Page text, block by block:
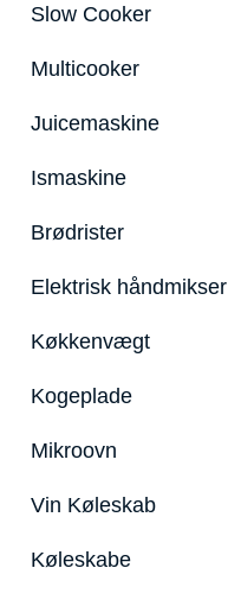
Slow Cooker
Multicooker
Juicemaskine
Ismaskine
Brødrister
Elektrisk håndmikser
Køkkenvægt
Kogeplade
Mikroovn
Vin Køleskab
Køleskabe